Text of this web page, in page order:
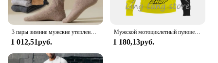
3 пары зимние мужские утепленные теплые полосатые носки из мериносовой шерсти Модные мужские зимние носки модные повседневные спортивные махровые Длинные
1 012,51руб.
Мужской мотоциклетный пуловер с 3D принтом для любителей внедорожных видов спорта, осень/зима 2023, повседневная толстовка с капюшоном для улицы, хип-хопа, гонок, раллий
1 180,13руб.